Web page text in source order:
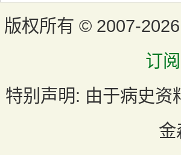
版权所有 © 2007-
订阅
特别声明: 由于病史资
金